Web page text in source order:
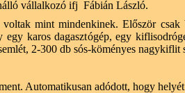
vállalkozó ifj Fábián László.
mint mindenkinek. Először csak
egy karos dagasztógép, egy
2-300 db sós-köményes
Automatikusan adódott, hogy